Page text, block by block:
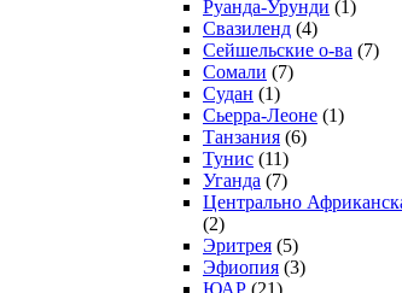
Руанда-Урунди (1)
Свазиленд (4)
Сейшельские о-ва (7)
Сомали (7)
Судан (1)
Сьерра-Леоне (1)
Танзания (6)
Тунис (11)
Уганда (7)
Центрально
(2)
Эритрея (5)
Эфиопия (3)
ЮАР (21)